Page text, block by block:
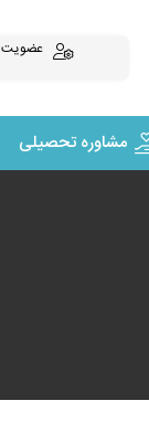
عضویت
مشاوره تحصیلی